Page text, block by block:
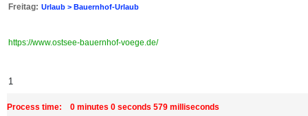
Freitag: Urlaub > Bauernhof-Urlaub
https://www.ostsee-bauernhof-voege.de/
1
Process time: 0 minutes 0 seconds 579 milliseconds